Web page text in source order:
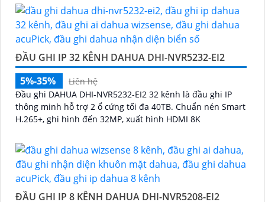
ĐẦU GHI IP 32 KÊNH DAHUA DHI-NVR5232-EI2
5%-35%
Liên hệ
Đầu ghi DAHUA DHI-NVR5232-EI2 32 kênh là đầu ghi IP
thông minh hỗ trợ 2 ổ cứng tối đa 40TB. Chuẩn nén Smart
H.265+, ghi hình đến 32MP, xuất hình HDMI 8K
ĐẦU GHI IP 8 KÊNH DAHUA DHI-NVR5208-EI2